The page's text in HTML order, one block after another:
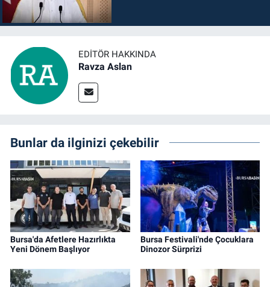
EDITÖR HAKKINDA
Ravza Aslan
Bunlar da ilginizi çekebilir
Bursa'da Afetlere Hazırlıkta
Yeni Dönem Başlıyor
Bursa Festivali'nde Çocuklara
Dinozor Sürprizi